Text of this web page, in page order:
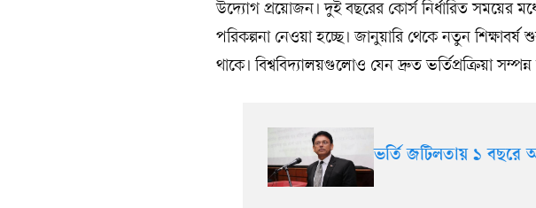
উদ্যোগ প্রয়োজন। দুই বছরের কোর্স নির্ধারিত সময়ের
পরিকল্পনা নেওয়া হচ্ছে। জানুয়ারি থেকে নতুন
থাকে। বিশ্ববিদ্যালয়গুলোও যেন দ্রুত ভর্তিপ্রক্রিয়া
ভর্তি জটিলতায় ১ বছরে